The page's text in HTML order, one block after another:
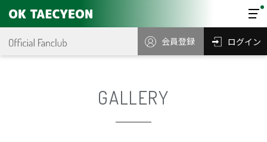
会員登録 ログイン
GALLERY